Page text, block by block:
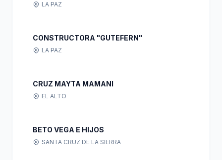
LA PAZ
CONSTRUCTORA "GUTEFERN"
LA PAZ
CRUZ MAYTA MAMANI
EL ALTO
BETO VEGA E HIJOS
SANTA CRUZ DE LA SIERRA